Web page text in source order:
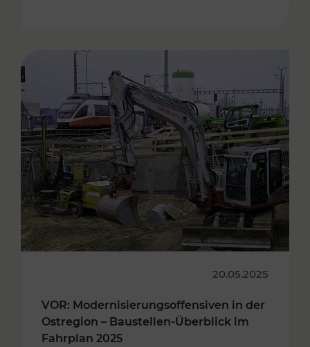
20.05.2025
VOR: Modernisierungsoffensiven in der
Ostregion – Baustellen-Überblick im
Fahrplan 2025